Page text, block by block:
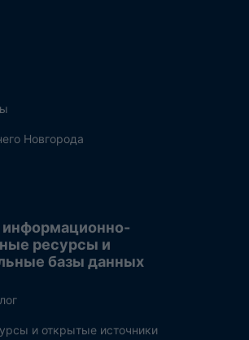
Новгорода
ресурсы и
базы данных
и открытые источники